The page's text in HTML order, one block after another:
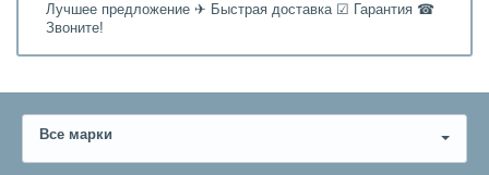
Лучшее предложение ✈ Быстрая доставка ☑ Гарантия ☎
Звоните!
Все марки